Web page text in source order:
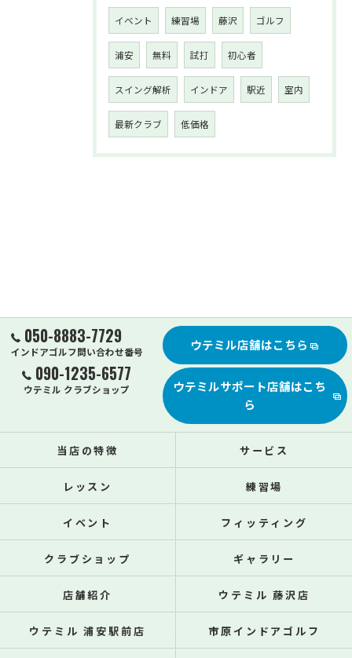
イベント 練習場 藤沢 ゴルフ
浦安 無料 試打 初心者
スイング解析 インドア 駅近 室内
最新クラブ 低価格
050-8883-7729
インドアゴルフ問い合わせ番号
090-1235-6577
ウテミル クラブショップ
ウテミル店舗はこちら
ウテミルサポート店舗はこち
ら
当店の特徴 サービス
レッスン 練習場
イベント フィッティング
クラブショップ ギャラリー
店舗紹介 ウテミル 藤沢店
ウテミル 浦安駅前店 市原インドアゴルフ